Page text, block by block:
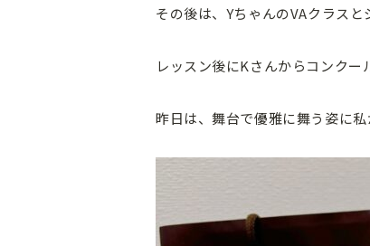
その後は、YちゃんのVAクラスと
レッスン後にKさんからコンク
昨日は、舞台で優雅に舞う姿に